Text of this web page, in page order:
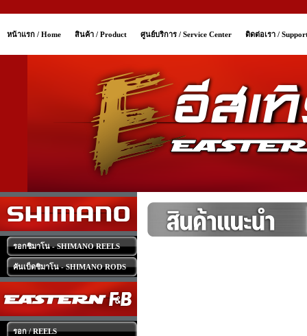
หน้าแรก / Home สินค้า / Product ศูนย์บริการ / Service Center ติดต่อเรา /
รอกชิมาโน - SHIMANO REELS
คันเบ็ดชิมาโน - SHIMANO RODS
รอก / REELS